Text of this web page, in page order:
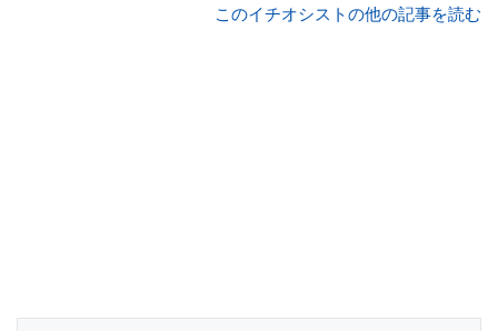
このイチオシストの他の記事を読む